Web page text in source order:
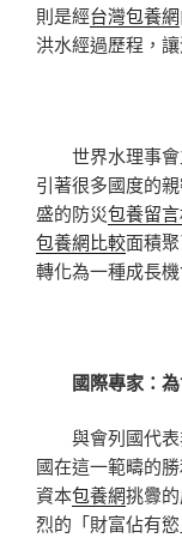
則是經台灣包養網
洪水經過歷程，
世界水理事
引著很多國度的
盛的防災包養留
包養網比較面積
轉化為一種成長機
國際專家：
與會列國代
國在這一範疇的
資本包養網挑釁
烈的「財富佔有